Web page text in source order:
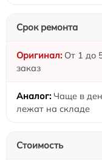
Срок ремонта
От 1 до
заказ
Чаще в
лежат на складе
Стоимость